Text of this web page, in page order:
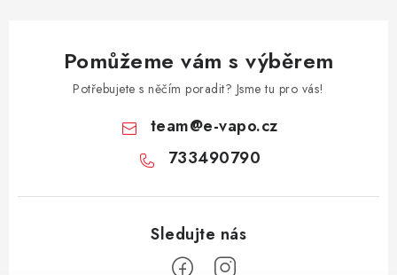
Pomůžeme vám s výběrem
Potřebujete s něčím poradit? Jsme tu pro vás!
team@e-vapo.cz
733490790